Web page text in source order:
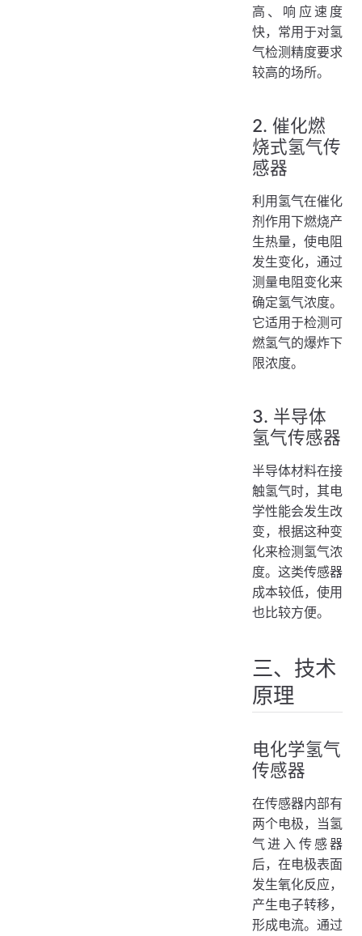
高、响应速度
快，常用于对氢
气检测精度要求
较高的场所。
2. 催化燃
烧式氢气传
感器
利用氢气在催化
剂作用下燃烧产
生热量，使电阻
发生变化，通过
测量电阻变化来
确定氢气浓度。
它适用于检测可
燃氢气的爆炸下
限浓度。
3. 半导体
氢气传感器
半导体材料在接
触氢气时，其电
学性能会发生改
变，根据这种变
化来检测氢气浓
度。这类传感器
成本较低，使用
也比较方便。
三、技术
原理
电化学氢气
传感器
在传感器内部有
两个电极，当氢
气进入传感器
后，在电极表面
发生氧化反应，
产生电子转移，
形成电流。通过